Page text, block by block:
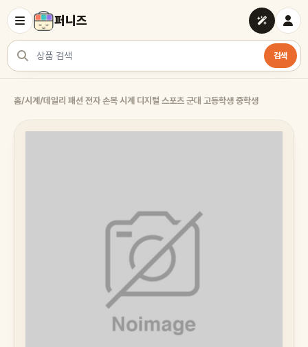
퍼니즈
상품 검색
검색
홈/시계 /데일리 패션 전자 손목 시계 디지털 스포츠 군대 고등학생 중학생